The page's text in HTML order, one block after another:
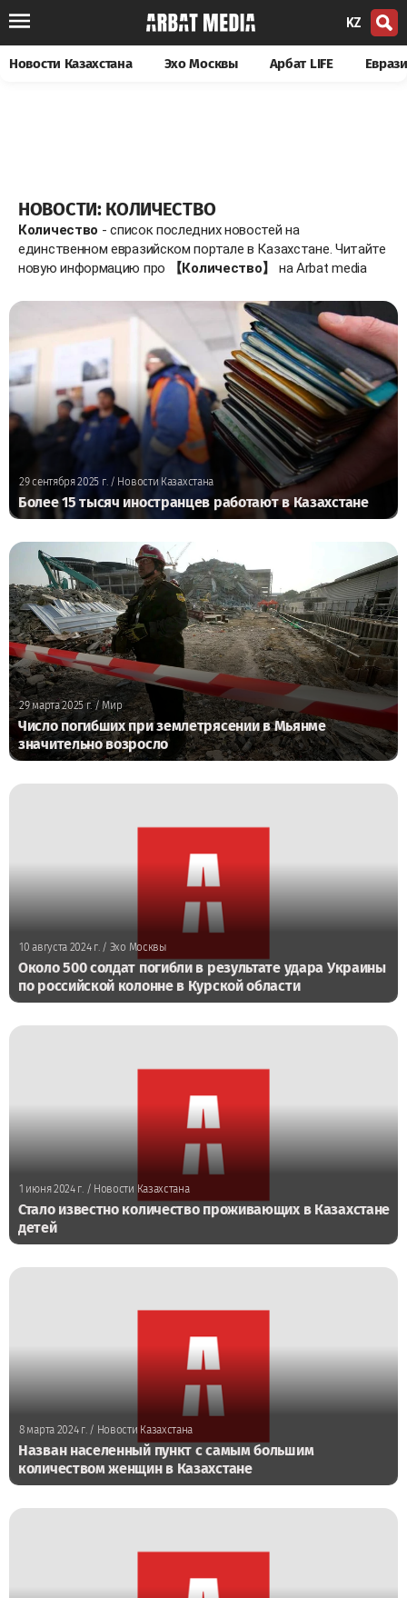
KZ
Новости Казахстана Эхо Москвы Арбат LIFE
НОВОСТИ: КОЛИЧЕСТВО
Количество - список последних новостей на
единственном евразийском портале в Казахстане. Читайте
новую информацию про
【Количество】 на Arbat media
29 сентября 2025 г./ Новости Казахстана
Более 15 тысяч иностранцев работают в Казахстане
29 марта 2025 г./ Мир
Число погибших при землетрясении в Мьянме
значительно возросло
10 августа 2024 г./ Эхо Москвы
Около 500 солдат погибли в результате удара Украины
по российской колонне в Курской области
1 июня 2024 г. / Новости Казахстана
Стало известно количество проживающих в Казахстане
детей
8 марта 2024 г./ Новости Казахстана
Назван населенный пункт с самым большим
количеством женщин в Казахстане